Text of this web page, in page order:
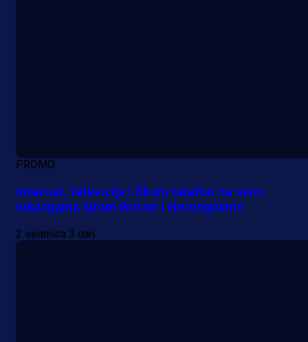
PROMO
Internet, televizija i fiksni telefon na svim
lokacijama širom Bosne i Hercegovine
2 sedmica 3 dan